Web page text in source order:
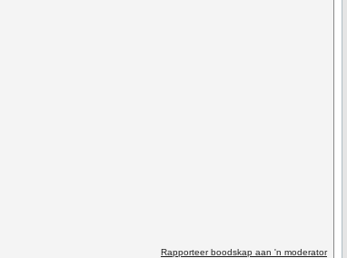
Rapporteer boodskap aan 'n moderator